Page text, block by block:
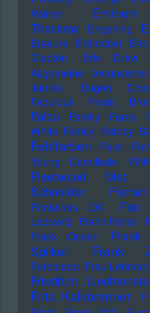
Palmer
Eminem
Thackray
Engerling
Erasure Erdmöbel
Clapton
Eric Drew
Allgemeine
James
Eugen
Fabulous Freak
Falco Family Farce
White Family Fatboy
Fehlfarben Feist
Young Cannibals
Fleetwood Mac
Schneider
Fontaines DC Foo
Lebowitz Frank Farian
Frank Ocean
Frank
Spilker
Frank
Ferdinand Frau
Friedrich
Fritz Kalkbrenner